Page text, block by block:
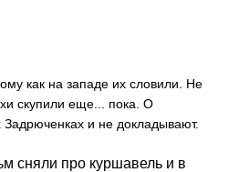
как на западе их словили. Не
скупили еще... пока. О
Задрюченках и не докладывают.
сняли про куршавель и в